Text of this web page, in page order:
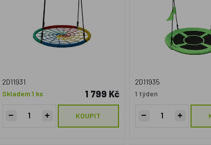
2D11931
Skladem 1 ks
1 799 Kč
KOUPIT
2D11935
1 týden